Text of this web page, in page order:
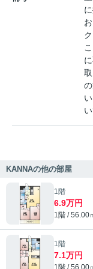
KANNAの他の部屋
1階
6.9万円
1階 / 56.00
1階
7.1万円